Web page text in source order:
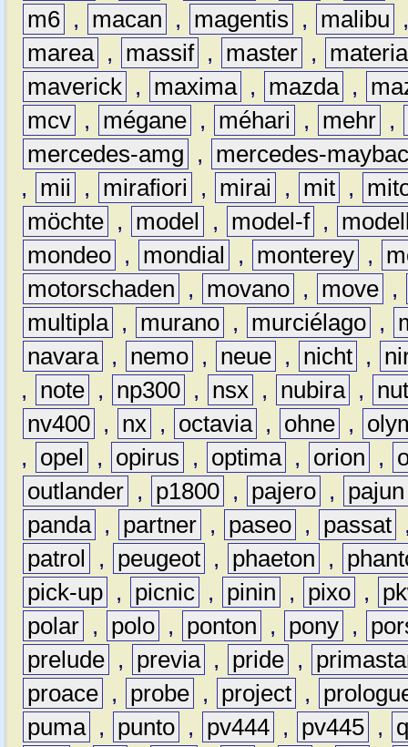
m6 , macan , magentis , malibu
marea , massif , master ,
materia
maverick , maxima , mazda ,
mcv , mégane , méhari , mehr ,
mercedes-amg
,
mercedes-
,
mii , mirafiori , mirai , mit ,
möchte , model , model-f ,
mondeo , mondial , monterey ,
motorschaden
, movano , move ,
multipla , murano , murciélago ,
navara , nemo , neue , nicht ,
,
note , np300 , nsx , nubira ,
nv400 , nx , octavia , ohne ,
,
opel , opirus , optima , orion ,
outlander , p1800 , pajero ,
pajun
panda , partner , paseo , passat
patrol
, peugeot , phaeton ,
pick-up , picnic , pinin , pixo ,
polar , polo , ponton , pony ,
prelude , previa , pride ,
proace , probe , project ,
puma , punto , pv444 , pv445 ,